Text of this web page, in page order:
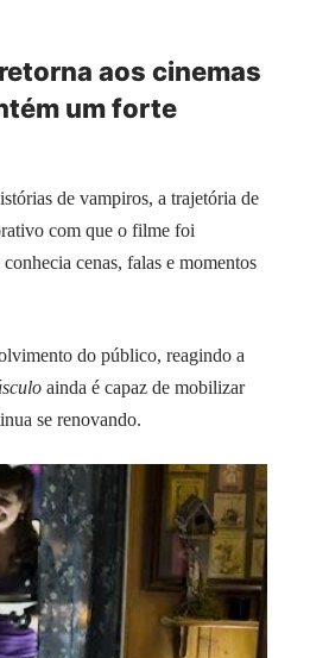
retorna aos cinemas
um forte
de vampiros, a trajetória de
com que o filme foi
cenas, falas e momentos
do público, reagindo a
ainda é capaz de mobilizar
se renovando.